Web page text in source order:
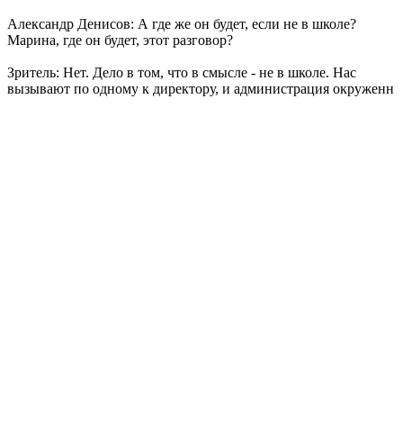
Александр Денисов: А где же он будет, если не в школе?
Марина, где он будет, этот разговор?
Зритель: Нет. Дело в том, что в смысле - не в школе. Нас
вызывают по одному к директору, и администрация окруженн